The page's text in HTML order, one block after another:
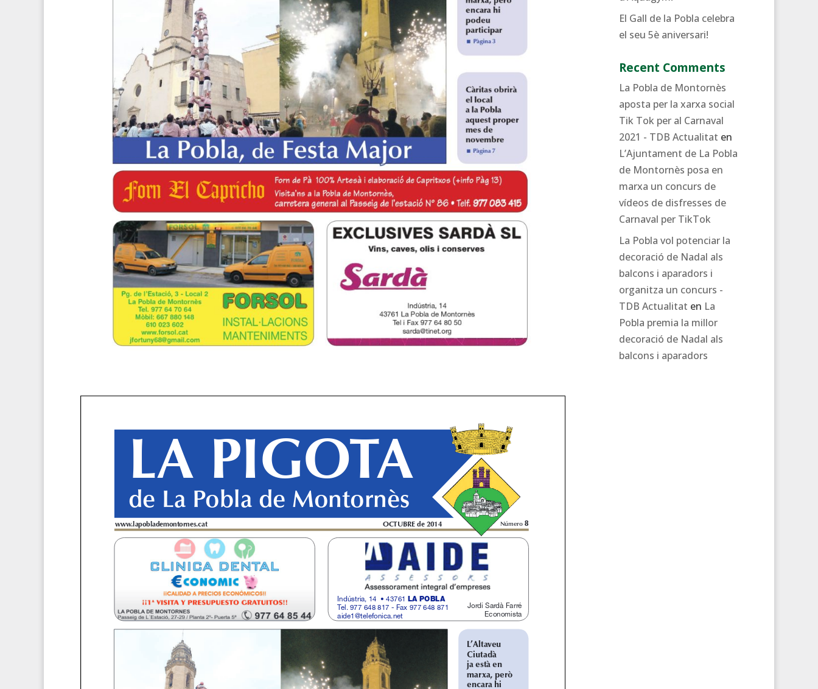
El Gall de la Pobla celebra
el seu 5è aniversari!
Recent Comments
La Pobla de Montornès
aposta per la xarxa social
Tik Tok per al Carnaval
2021 - TDB Actualitat en
L’Ajuntament de La Pobla
de Montornès posa en
marxa un concurs de
vídeos de disfresses de
Carnaval per TikTok
La Pobla vol potenciar la
decoració de Nadal als
balcons i aparadors i
organitza un concurs -
TDB Actualitat en La
Pobla premia la millor
decoració de Nadal als
balcons i aparadors